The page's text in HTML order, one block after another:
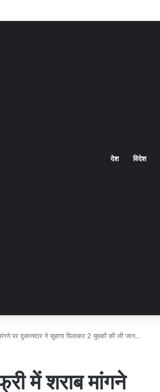
Homeदेश विदेश
पर दुकानदार ने सुहागा पिलाकर 2 युवकों की ली जान…
में शराब मांगने